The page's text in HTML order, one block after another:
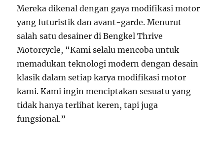
Mereka dikenal dengan gaya modifikasi motor
yang futuristik dan avant-garde. Menurut
salah satu desainer di Bengkel Thrive
Motorcycle, “Kami selalu mencoba untuk
memadukan teknologi modern dengan desain
klasik dalam setiap karya modifikasi motor
kami. Kami ingin menciptakan sesuatu yang
tidak hanya terlihat keren, tapi juga
fungsional.”